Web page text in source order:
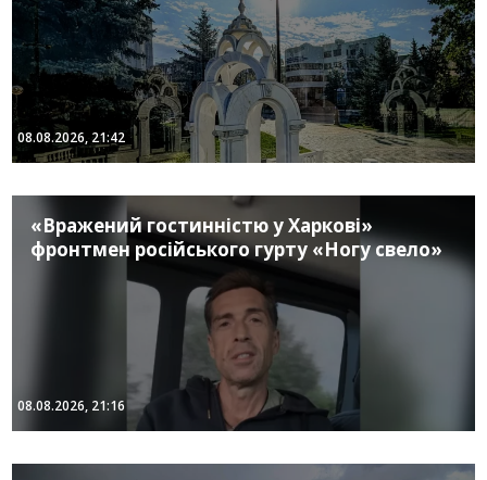
08.08.2026, 21:42
«Вражений гостинністю у Харкові»
фронтмен російського гурту «Ногу свело»
08.08.2026, 21:16